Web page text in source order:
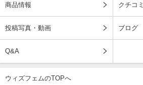
商品情報 クチコミ
投稿写真・動画 ブログ
Q&A
ウィズフェムのTOPへ